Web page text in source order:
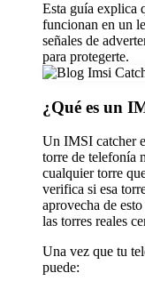
Esta guía explica
funcionan en un
señales de
para protegerte.
¿Qué es un
Un IMSI catcher
torre de telefonía
cualquier torre
verifica si esa
aprovecha de
las torres reales
Una vez que tu
puede: